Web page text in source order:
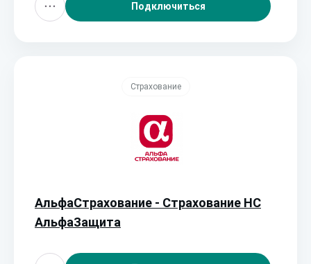
Подключиться
Страхование
АльфаСтрахование - Страхование НС
АльфаЗащита